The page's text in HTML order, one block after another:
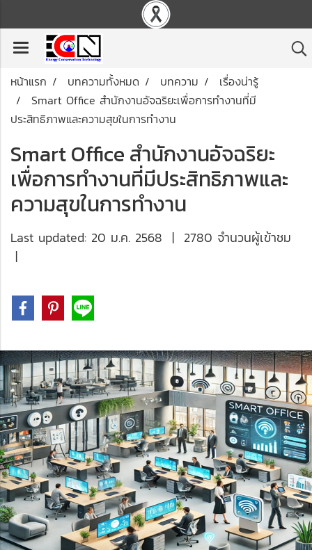
หน้าแรก บทความทั้งหมด บทความ
เรื่องน่ารู้
Smart Office สำนักงานอัจฉริยะเพื่อการทำงานที่มี
ประสิทธิภาพและความสุขในการทำงาน
Smart Office สำนักงานอัจฉริยะ
เพื่อการทำงานที่มีประสิทธิภาพและ
ความสุขในการทำงาน
Last updated: 20 ม.ค. 2568 | 2780 จำนวนผู้เข้าชม
|